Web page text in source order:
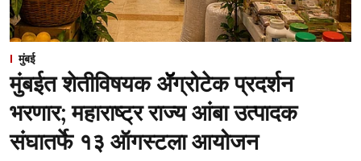
मुंबई
मुंबईत शेतीविषयक ॲॅग्रोटेक प्रदर्शन
भरणार; महाराष्ट्र राज्य आंबा उत्पादक
संघातर्फे १३ ऑगस्टला आयोजन